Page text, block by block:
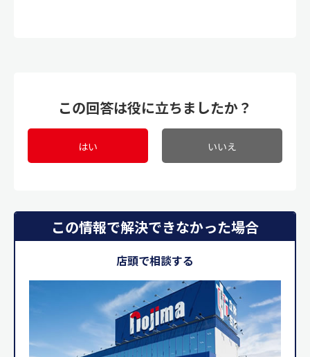
この回答は役に立ちましたか？
はい いいえ
この情報で解決できなかった場合
店頭で相談する